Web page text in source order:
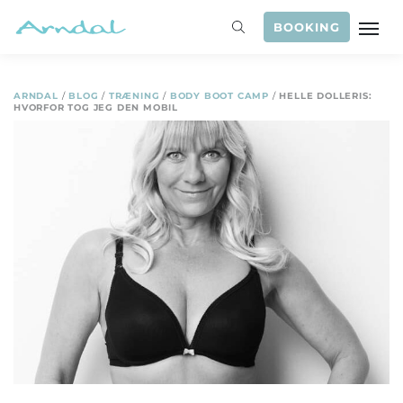
BOOKING
ARNDAL / BLOG / TRÆNING / BODY BOOT CAMP / HELLE DOLLERIS:
HVORFOR TOG JEG DEN MOBIL